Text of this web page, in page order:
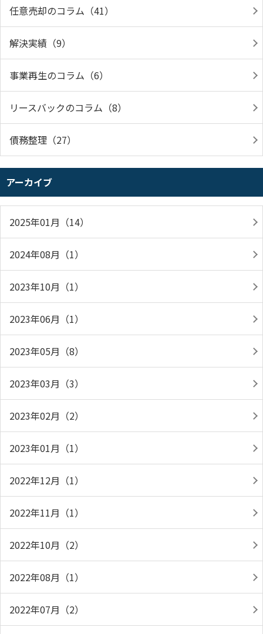
任意売却のコラム（41）
解決実績（9）
事業再生のコラム（6）
リースバックのコラム（8）
債務整理（27）
アーカイブ
2025年01月（14）
2024年08月（1）
2023年10月（1）
2023年06月（1）
2023年05月（8）
2023年03月（3）
2023年02月（2）
2023年01月（1）
2022年12月（1）
2022年11月（1）
2022年10月（2）
2022年08月（1）
2022年07月（2）